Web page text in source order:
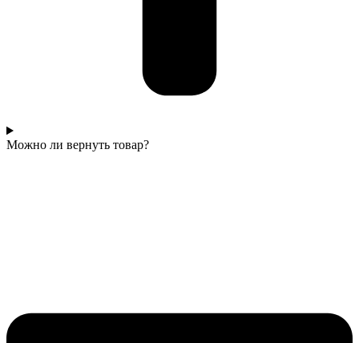
Можно ли вернуть товар?